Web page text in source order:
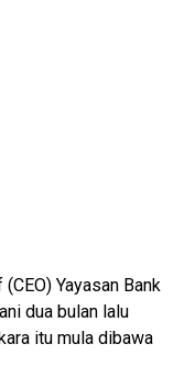
Yayasan Bank
dua bulan lalu
itu mula dibawa